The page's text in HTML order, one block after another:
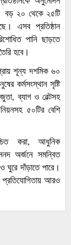
বড় ২০ থেকে ২৫টি
এসব প্রতিষ্ঠান
পানি ছাড়তে
হবে।
শূন্য দশমিক ৬০
কর্মসংস্থান সৃষ্টি
ব্যাগ ও বেল্টসহ
৫০টির বেশি
করা, আধুনিক
অর্জনে সমন্বিত
ঘুরে দাঁড়াতে পারে।
প্রতিযোগিতায় আরও